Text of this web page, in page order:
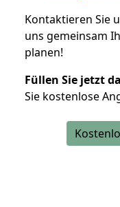
Kontaktieren Sie
uns gemeinsam
planen!
Füllen Sie jetzt
Sie kostenlose